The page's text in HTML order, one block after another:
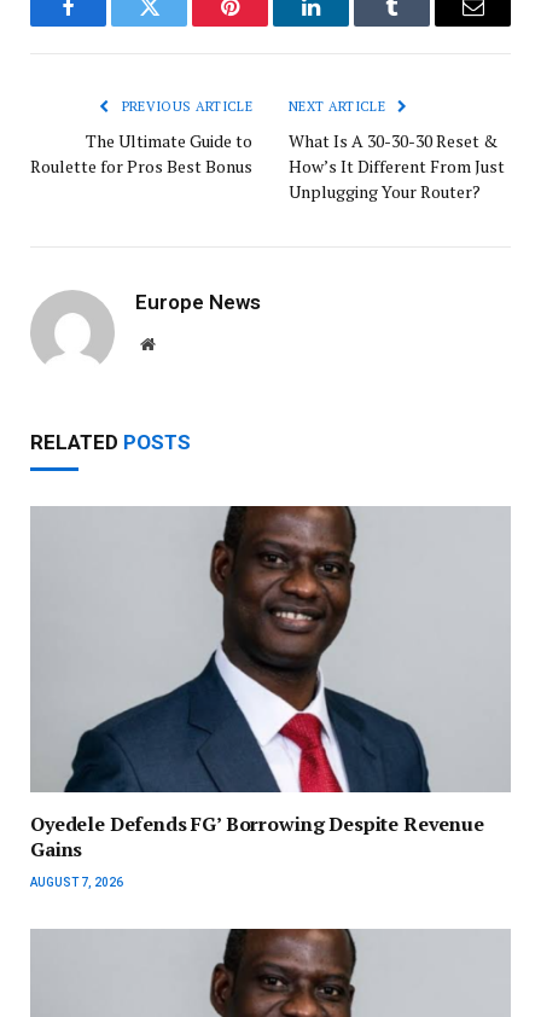
FacebookTwitter Pinterest LinkedInTumblr Email
PREVIOUS ARTICLE
The Ultimate Guide to
Roulette for Pros Best Bonus
NEXT ARTICLE
What Is A 30-30-30 Reset &
How’s It Different From Just
Unplugging Your Router?
Europe News
Website
RELATED POSTS
‎Oyedele Defends FG’ Borrowing Despite Revenue
Gains
AUGUST 7, 2026